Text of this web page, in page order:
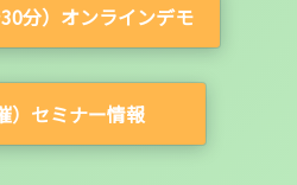
30分）オンラインデモ
）セミナー情報